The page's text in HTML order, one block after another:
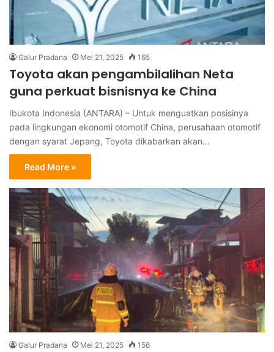
Galur Pradana Mei 21, 2025 165
Toyota akan pengambilalihan Neta
guna perkuat bisnisnya ke China
Ibukota Indonesia (ANTARA) – Untuk menguatkan posisinya
pada lingkungan ekonomi otomotif China, perusahaan otomotif
dengan syarat Jepang, Toyota dikabarkan akan…
Read More »
Galur Pradana Mei 21, 2025 156